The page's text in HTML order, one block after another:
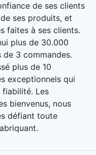
de ses clients
ses produits, et
faites à ses clients.
plus de 30.000
3 commandes.
plus de 10
exceptionnels qui
fiabilité. Les
bienvenus, nous
défiant toute